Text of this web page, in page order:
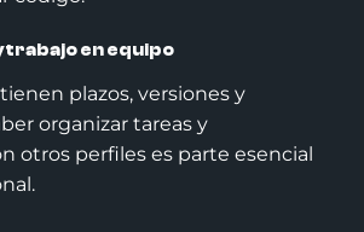
trabajo en equipo
plazos, versiones y
organizar tareas y
otros perfiles es parte esencial